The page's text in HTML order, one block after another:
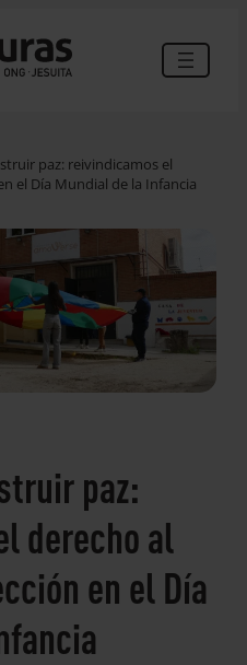
paz: reivindicamos el
el Día Mundial de la Infancia
paz:
derecho al
en el Día